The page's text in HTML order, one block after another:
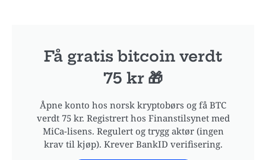
Få gratis bitcoin verdt
75 kr 🎁
Åpne konto hos norsk kryptobørs og få BTC
verdt 75 kr. Registrert hos Finanstilsynet med
MiCa-lisens. Regulert og trygg aktør (ingen
krav til kjøp). Krever BankID verifisering.